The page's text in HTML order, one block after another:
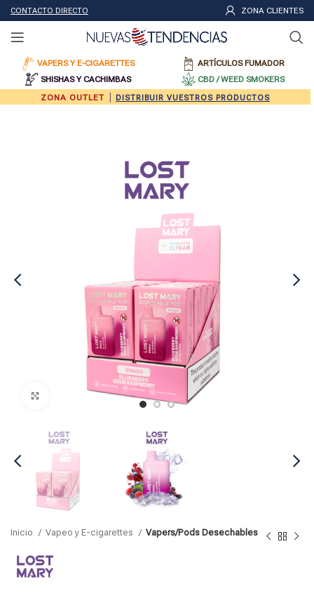
CONTACTO DIRECTO ZONA CLIENTES
VAPERS Y E-CIGARETTES
ARTÍCULOS FUMADOR
SHISHAS Y CACHIMBAS
CBD / WEED SMOKERS
ZONA OUTLET
DISTRIBUIR VUESTROS PRODUCTOS
Click para agrandar
Inicio Vapeo y E-cigarettes Vapers/Pods Desechables